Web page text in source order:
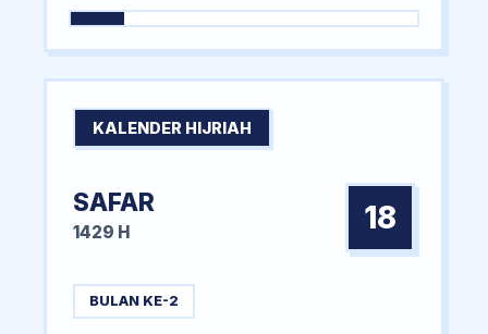
KALENDER HIJRIAH
SAFAR
1429 H 18
BULAN KE-2